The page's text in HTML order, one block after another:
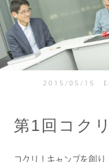
2015/05/15
第1回コク